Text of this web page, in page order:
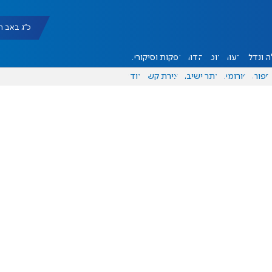
כ"ג באב תשפ"ו
ונדל"ן דעות אוכל יהדות הפקות וסיקורים
ספורט פורומים אתר ישיבה יצירת קשר עוד